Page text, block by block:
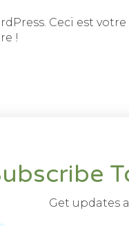
Ceci est
!
Get updates